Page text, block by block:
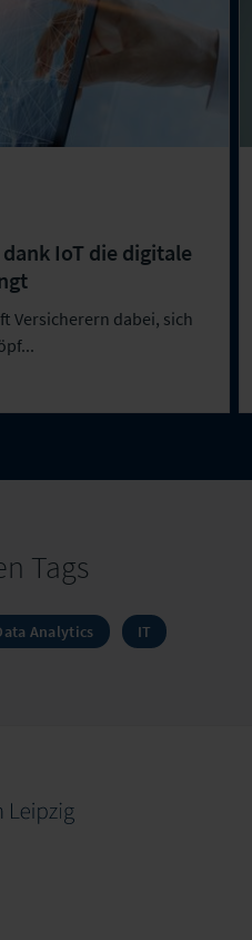
IoT die digitale
Versicherern dabei, sich
Tags
Analytics IT